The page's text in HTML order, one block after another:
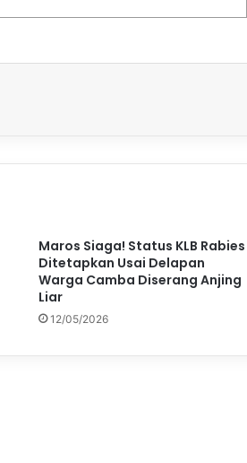
Maros Siaga! Status KLB Rabies
Ditetapkan Usai Delapan
Warga Camba Diserang Anjing
Liar
12/05/2026